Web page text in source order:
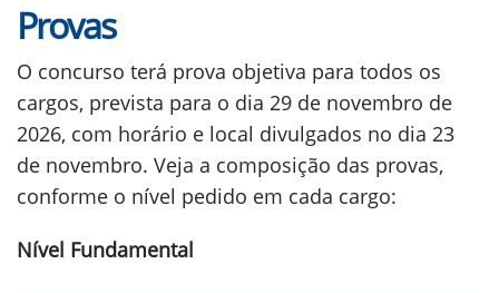
Provas
O concurso terá prova objetiva para todos os
cargos, prevista para o dia 29 de novembro de
2026, com horário e local divulgados no dia 23
de novembro. Veja a composição das provas,
conforme o nível pedido em cada cargo:
Nível Fundamental